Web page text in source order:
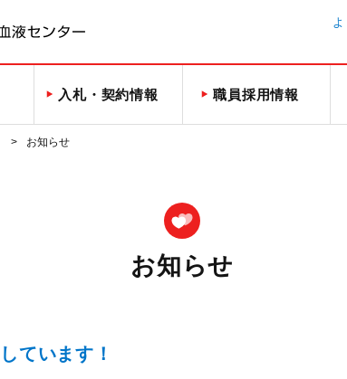
入札・契約情報 職員採用情報
お知らせ
お知らせ
ています！